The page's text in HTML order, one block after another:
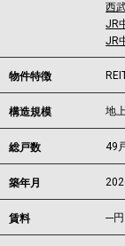
西
JR
JR
物件特徴
構造規模 地
総戸数 49
築年月
賃料 ---円